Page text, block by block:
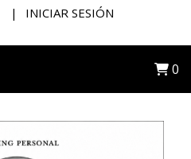
INICIAR SESIÓN
0